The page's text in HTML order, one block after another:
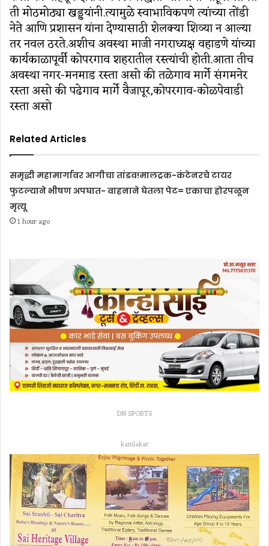
ती मोठमोठ्या खड्डयांनी.त्यामुळे स्वाभाविकपणे त्यांच्या तोंडी
नेते आणि प्रशासन यांना देण्यासाठी शेलक्या शिव्या न आल्या
तर नवल ठरते.अशीच अवस्था माजी नगराध्यक्ष वहाडणे यांच्या
कार्यकाळापूर्वी कोपरगाव शहरातील रस्त्यांची होती.आता तीच
अवस्था नगर-मनमाड रस्ता असो की तळेगाव मार्गे संगमनेर
रस्ता असो की पढेगाव मार्गे वैजापूर,कोपरगाव-कोळपेवाडी
रस्ता असो
Related Articles
समृद्धी महामार्गावर आगीचा तांडव!मालट्रक-कंटेनरचे टायर
फुटल्याने भीषण अपघात- वाहनाने घेतला पेट= एकाचा होरपळून
मृत्यू
1 hour ago
DN SPORTS
kamlakar